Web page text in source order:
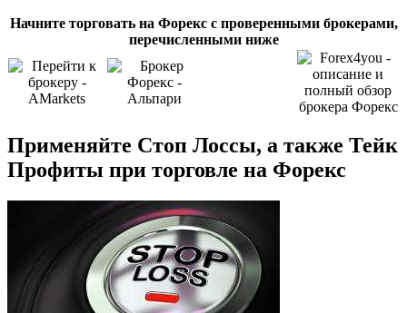
Начните торговать на Форекс с проверенными брокерами,
перечисленными ниже
Применяйте Стоп Лоссы, а также Тейк
Профиты при торговле на Форекс